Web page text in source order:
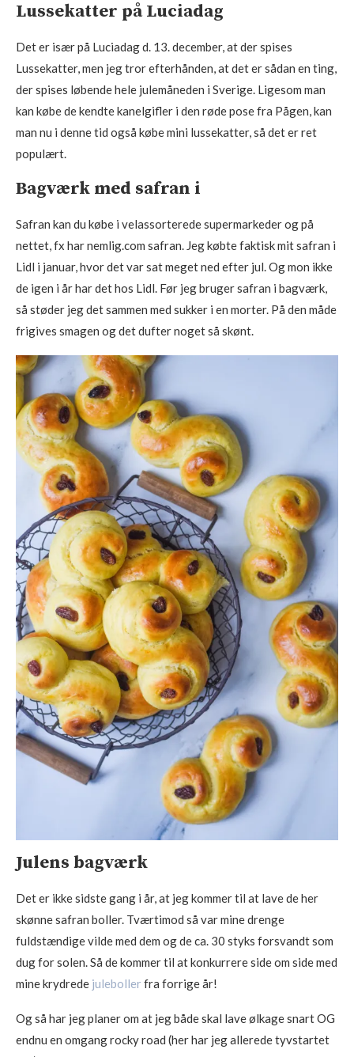
Lussekatter på Luciadag
Det er især på Luciadag d. 13. december, at der spises
Lussekatter, men jeg tror efterhånden, at det er sådan en ting,
der spises løbende hele julemåneden i Sverige. Ligesom man
kan købe de kendte kanelgifler i den røde pose fra Pågen, kan
man nu i denne tid også købe mini lussekatter, så det er ret
populært.
Bagværk med safran i
Safran kan du købe i velassorterede supermarkeder og på
nettet, fx har nemlig.com safran. Jeg købte faktisk mit safran i
Lidl i januar, hvor det var sat meget ned efter jul. Og mon ikke
de igen i år har det hos Lidl. Før jeg bruger safran i bagværk,
så støder jeg det sammen med sukker i en morter. På den måde
frigives smagen og det dufter noget så skønt.
Julens bagværk
Det er ikke sidste gang i år, at jeg kommer til at lave de her
skønne safran boller. Tværtimod så var mine drenge
fuldstændige vilde med dem og de ca. 30 styks forsvandt som
dug for solen. Så de kommer til at konkurrere side om side med
mine krydrede julebollerfra forrige år!
Og så har jeg planer om at jeg både skal lave ølkage snart OG
endnu en omgang rocky road (her har jeg allerede tyvstartet